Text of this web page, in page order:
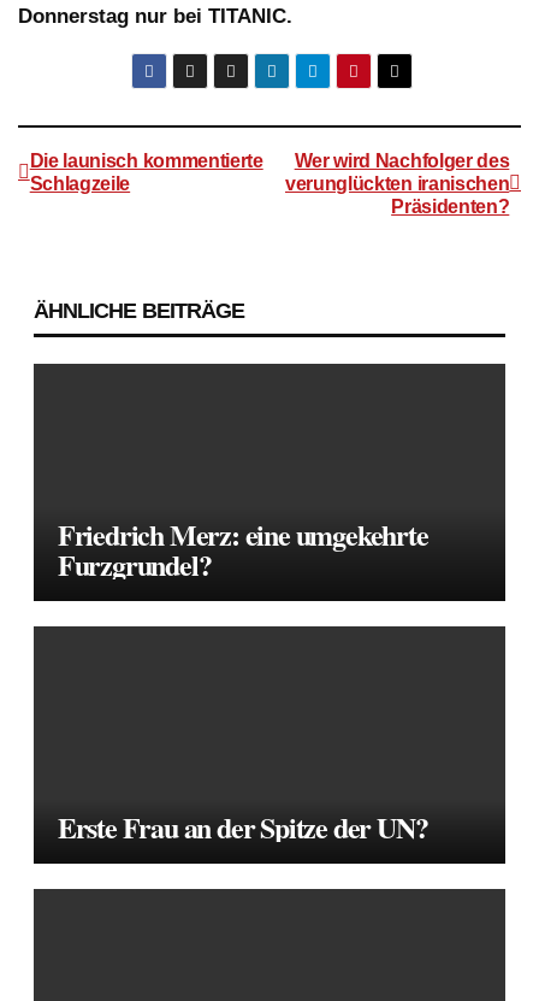
Donnerstag nur bei TITANIC.
Wer wird Nachfolger des
verunglückten iranischen
Präsidenten?
Die launisch kommentierte
Schlagzeile
ÄHNLICHE BEITRÄGE
Friedrich Merz: eine umgekehrte
Furzgrundel?
Erste Frau an der Spitze der UN?